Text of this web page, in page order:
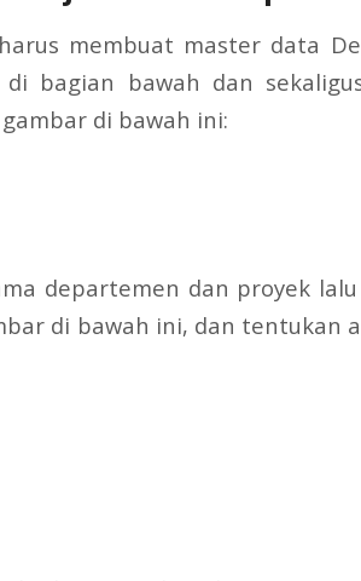
membuat master data
bagian bawah dan
di bawah ini:
departemen dan proyek
di bawah ini, dan tentukan